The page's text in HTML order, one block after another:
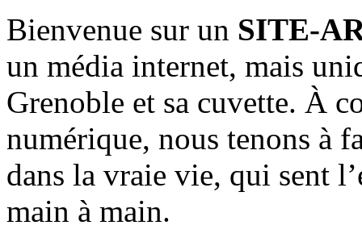
Bienvenue sur un SITE-
un média internet, mais
Grenoble et sa cuvette. À
numérique, nous tenons à
dans la vraie vie, qui sent
main à main.